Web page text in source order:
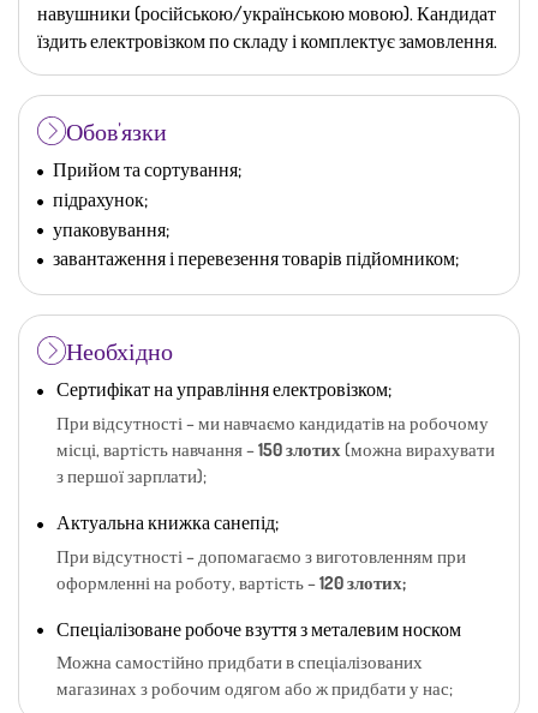
навушники (російською/українською мовою). Кандидат
їздить електровізком по складу і комплектує замовлення.
Обов’язки
Прийом та сортування;
підрахунок;
упаковування;
завантаження і перевезення товарів підйомником;
Необхідно
Сертифікат на управління електровізком;
При відсутності – ми навчаємо кандидатів на робочому
місці, вартість навчання –150 злотих(можна вирахувати
з першої зарплати);
Актуальна книжка санепід;
При відсутності – допомагаємо з виготовленням при
оформленні на роботу, вартість –120 злотих;
Спеціалізоване робоче взуття з металевим носком
Можна самостійно придбати в спеціалізованих
магазинах з робочим одягом або ж придбати у нас;